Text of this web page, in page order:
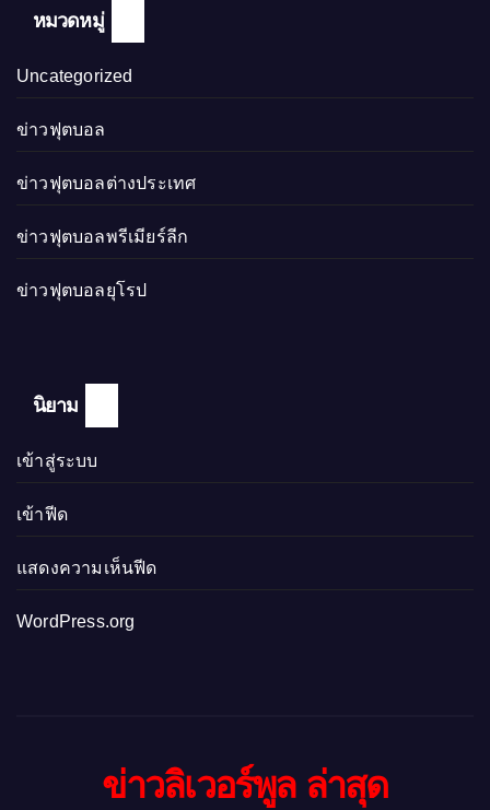
หมวดหมู่
Uncategorized
ข่าวฟุตบอล
ข่าวฟุตบอลต่างประเทศ
ข่าวฟุตบอลพรีเมียร์ลีก
ข่าวฟุตบอลยุโรป
นิยาม
เข้าสู่ระบบ
เข้าฟีด
แสดงความเห็นฟีด
WordPress.org
ข่าวลิเวอร์พูล ล่าสุด